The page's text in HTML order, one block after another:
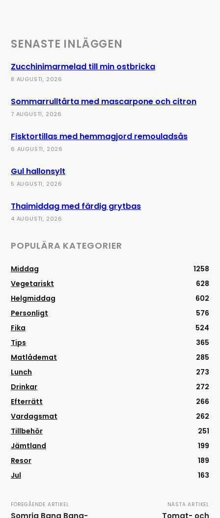
SENASTE INLÄGGEN
Zucchinimarmelad till min ostbricka
8 AUGUSTI, 2026
Sommarrulltårta med mascarpone och citron
7 AUGUSTI, 2026
Fisktortillas med hemmagjord remouladsås
6 AUGUSTI, 2026
Gul hallonsylt
5 AUGUSTI, 2026
Thaimiddag med färdig grytbas
4 AUGUSTI, 2026
POPULÄRA KATEGORIER
Middag
1258
Vegetariskt
628
Helgmiddag
602
Personligt
576
Fika
524
Tips
365
Matlådemat
285
Lunch
273
Drinkar
272
Efterrätt
266
Vardagsmat
262
Tillbehör
251
Jämtland
199
Resor
189
Jul
163
FÖREGÅENDE ARTIKEL
Somrig Bang Bang-
NÄSTA ARTIKEL
Tomat- och